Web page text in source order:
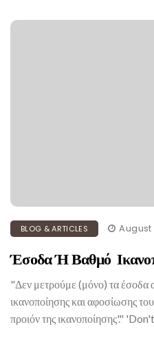
BLOG & ARTICLES August
Έσοδα Ή Βαθμό
"Δεν μετρούμε (μόνο) τα έσοδα
ικανοποίησης και αφοσίωσης
προιόν της ικανοποίησης'."